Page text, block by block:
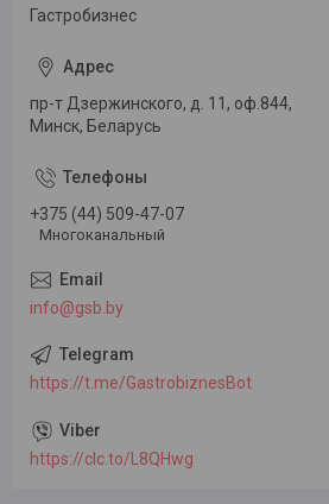
Гастробизнес
пр-т Дзержинского, д. 11, оф.844,
Минск, Беларусь
+375 (44) 509-47-07
Многоканальный
info@gsb.by
https://t.me/GastrobiznesBot
https://clc.to/L8QHwg